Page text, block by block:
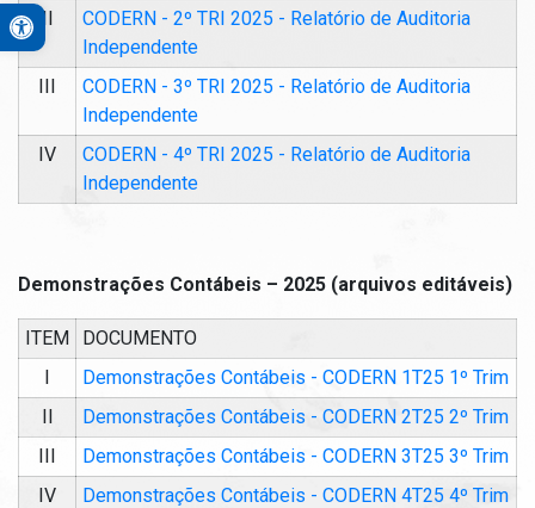
II
CODERN - 2º TRI 2025 - Relatório de Auditoria
Independente
III
CODERN - 3º TRI 2025 - Relatório de Auditoria
Independente
IV
CODERN - 4º TRI 2025 - Relatório de Auditoria
Independente
Demonstrações Contábeis – 2025 (arquivos editáveis)
ITEM
DOCUMENTO
I
Demonstrações Contábeis - CODERN 1T25 1º Trim
II
Demonstrações Contábeis - CODERN 2T25 2º Trim
III
Demonstrações Contábeis - CODERN 3T25 3º Trim
IV
Demonstrações Contábeis - CODERN 4T25 4º Trim
A+
A-
Contraste Alto
Monocromático
PB&A
Open toolbar